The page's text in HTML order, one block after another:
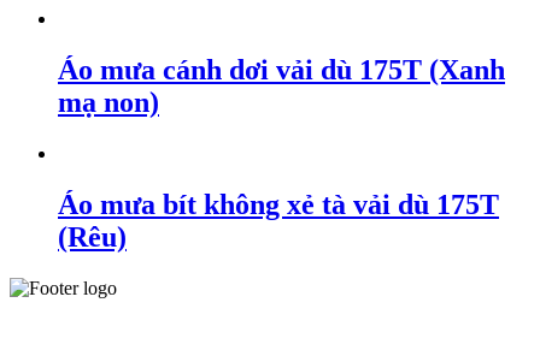
Áo mưa cánh dơi vải dù 175T (Xanh
mạ non)
Áo mưa bít không xẻ tà vải dù 175T
(Rêu)